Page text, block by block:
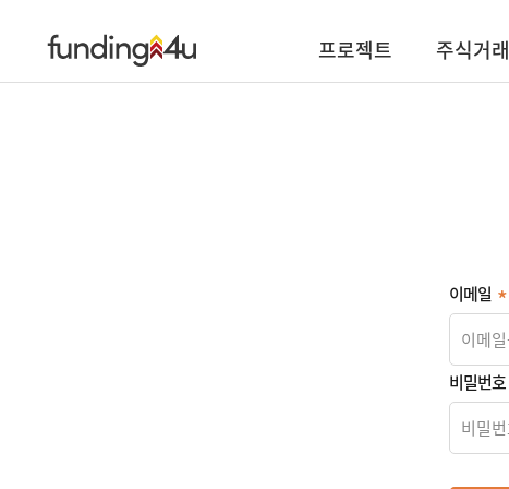
프로젝트 주식거래
이메일
비밀번호